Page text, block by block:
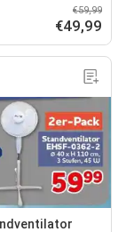
€59,99
€49,99